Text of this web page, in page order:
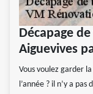
Décapage
Aiguevives
Vous voulez garder
l’année ? il n’y a